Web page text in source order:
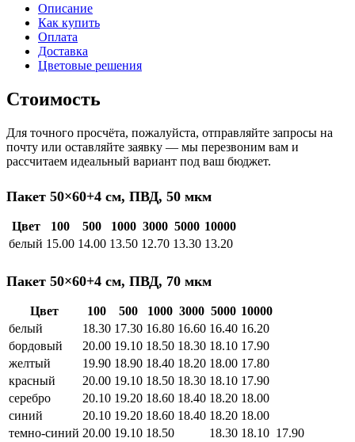
Описание
Как купить
Оплата
Доставка
Цветовые решения
Стоимость
Для точного просчёта, пожалуйста, отправляйте запросы на
почту или оставляйте заявку — мы перезвоним вам и
рассчитаем идеальный вариант под ваш бюджет.
Пакет 50×60+4 см, ПВД, 50 мкм
Цвет 100 500 1000 3000 5000 10000
белый 15.00 14.00 13.50 12.70 13.30 13.20
Пакет 50×60+4 см, ПВД, 70 мкм
Цвет 100 500 1000 3000 5000 10000
белый
18.30 17.30 16.80 16.60 16.40 16.20
бордовый
20.00 19.10 18.50 18.30 18.10 17.90
желтый
19.90 18.90 18.40 18.20 18.00 17.80
красный
20.00 19.10 18.50 18.30 18.10 17.90
серебро
20.10 19.20 18.60 18.40 18.20 18.00
синий
20.10 19.20 18.60 18.40 18.20 18.00
темно-синий 20.00 19.10 18.50 18.30 18.10 17.90